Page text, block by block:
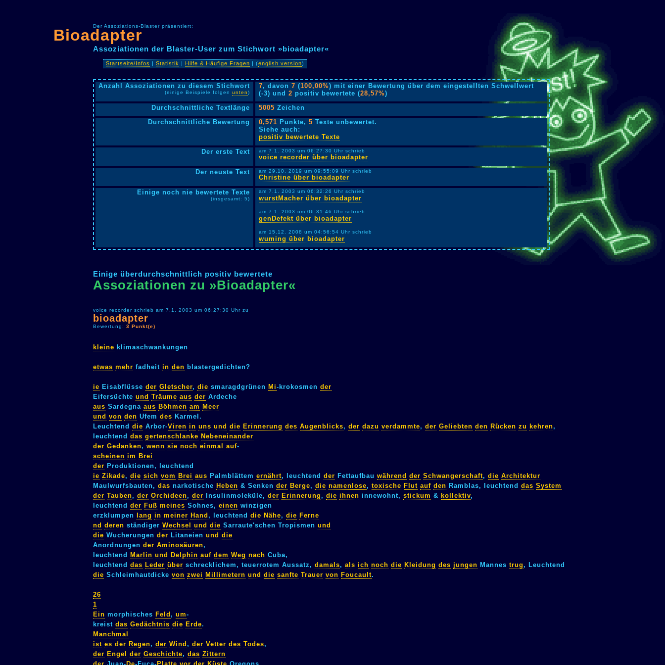
Der Assoziations-Blaster präsentiert:
Bioadapter
Assoziationen der Blaster-User zum Stichwort »bioadapter«
Startseite/Infos Statistik Hilfe & Häufige Fragen | (english version)
Anzahl Assoziationen zu diesem Stichwort
(einige Beispiele folgen unten)
7, davon7 (100,00%) mit einer Bewertung über dem eingestellten Schwellwert
(-3) und2 positiv bewertete (28,57%)
Durchschnittliche Textlänge
5005 Zeichen
Durchschnittliche Bewertung
0,571 Punkte,5 Texte unbewertet.
Siehe auch:
positiv bewertete Texte
Der erste Text
am 7.1. 2003 um 06:27:30 Uhr schrieb
voice recorder über bioadapter
Der neuste Text
am 29.10. 2019 um 09:55:09 Uhr schrieb
Christine über bioadapter
Einige noch nie bewertete Texte
(insgesamt: 5)
am 7.1. 2003 um 06:32:26 Uhr schrieb
wurstMacher über bioadapter
am 7.1. 2003 um 06:31:46 Uhr schrieb
genDefekt über bioadapter
am 15.12. 2008 um 04:56:54 Uhr schrieb
wuming über bioadapter
Einige überdurchschnittlich positiv bewertete
Assoziationen zu »Bioadapter«
voice recorder schrieb am 7.1. 2003 um 06:27:30 Uhr zu
bioadapter
Bewertung: 3 Punkt(e)
kleine klimaschwankungen
etwas mehr fadheit in den blastergedichten?
ie Eisabflüsse der Gletscher, die smaragdgrünen Mi-krokosmen der
Eifersüchte und Träume aus der Ardeche
aus Sardegna aus Böhmen am Meer
und von den Ufem des Karmel.
Leuchtend die Arbor-Viren in uns und die Erinnerung des Augenblicks, der dazu verdammte, der Geliebten den Rücken zu kehren,
leuchtend das gertenschlanke Nebeneinander
der Gedanken, wenn sie noch einmal auf-
scheinen im Brei
der Produktionen, leuchtend
ie Zikade, die sich vom Brei aus Palmblättem ernährt, leuchtend der Fettaufbau während der Schwangerschaft, die Architektur
Maulwurfsbauten, das narkotische Heben & Senken der Berge, die namenlose, toxische Flut auf den Ramblas, leuchtend das System
der Tauben, der Orchideen, der Insulinmoleküle, der Erinnerung , die ihnen innewohnt, stickum & kollektiv,
leuchtend der Fuß meines Sohnes, einen winzigen
erzklumpen
lang in meiner Hand , leuchtend die Nähe, die Ferne
nd deren ständiger Wechsel und die Sarraute'schen Tropismen und
die Wucherungen der Litaneien und die
Anordnungen der Aminosäuren,
leuchtend
Marlin und Delphin auf dem Weg nach Cuba,
leuchtend das Leder über schrecklichem, teuerrotem Aussatz, damals, als ich noch die Kleidung des jungen Mannes trug , Leuchtend
die Schleimhautdicke von zwei Millimetern und die sanfte Trauer von Foucault.
26
1
Ein morphisches Feld , um-
kreist das Gedächtnis die Erde.
Manchmal
ist es der Regen, der Wind , der Vetter des Todes,
der Engel der Geschichte, das Zittern